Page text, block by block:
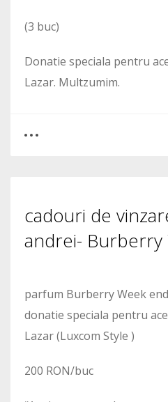
(3 buc)
Donatie speciala pentru
Lazar. Multzumim.
1889
cadouri de
andrei- Burberry
parfum Burberry Week
donatie speciala pentru
Lazar (Luxcom Style )
200 RON/buc